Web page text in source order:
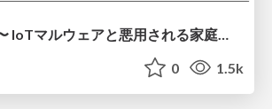
0 1.5k